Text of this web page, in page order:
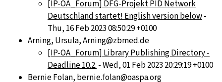
[IP-OA_Forum] DFG-Projekt PID Network
Deutschland startet! English version below-
Thu, 16 Feb 2023 08:50:29 +0100
Arning, Ursula, Arning@zbmed.de
[IP-OA_Forum] Library Publishing Directory -
Deadline 10.2. - Wed, 01 Feb 2023 20:29:19 +0100
Bernie Folan, bernie.folan@oaspa.org